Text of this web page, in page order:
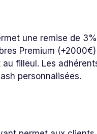
une remise de 3%
Premium (+2000€)
filleul. Les
personnalisées.